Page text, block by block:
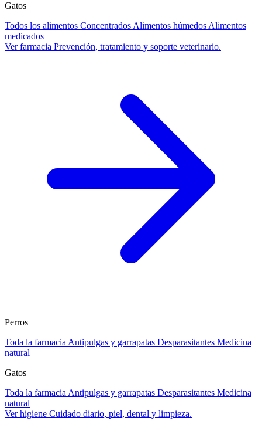
Gatos
Todos los alimentos Concentrados Alimentos húmedos Alimentos
medicados
Ver farmacia Prevención, tratamiento y soporte veterinario.
Perros
Toda la farmacia Antipulgas y garrapatas Desparasitantes Medicina
natural
Gatos
Toda la farmacia Antipulgas y garrapatas Desparasitantes Medicina
natural
Ver higiene Cuidado diario, piel, dental y limpieza.